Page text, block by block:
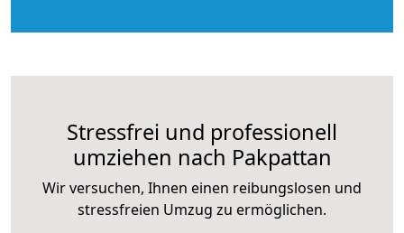
Stressfrei und professionell
umziehen nach Pakpattan
Wir versuchen, Ihnen einen reibungslosen und
stressfreien Umzug zu ermöglichen.